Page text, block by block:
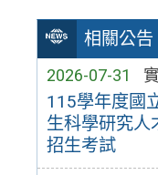
相關公告
2026-07-31
115學年度國
生科學研究人
招生考試